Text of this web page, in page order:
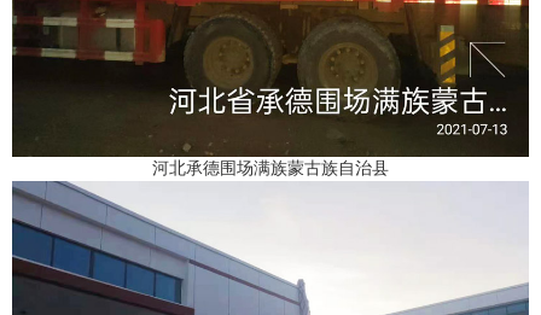
河北承德围场满族蒙古族自治县